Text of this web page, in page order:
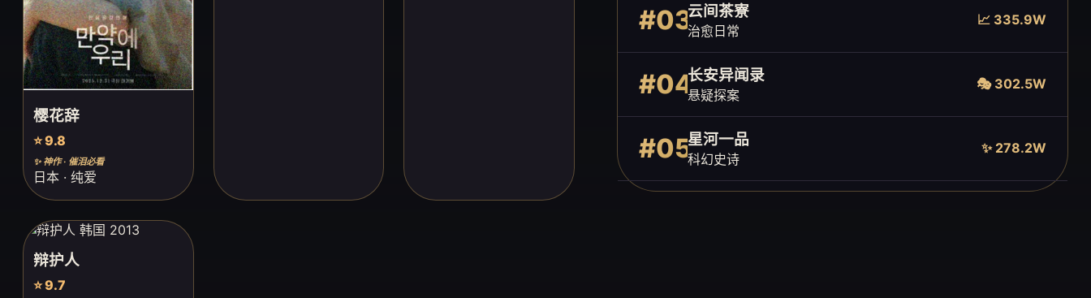
樱花辞
⭐ 9.8
✨ 神作 · 催泪必看
日本 · 纯爱
辩护人
⭐ 9.7
#03云间茶寮
治愈日常
📈 335.9W
#04长安异闻录
悬疑探案
🎭 302.5W
#05星河一品
科幻史诗
✨ 278.2W